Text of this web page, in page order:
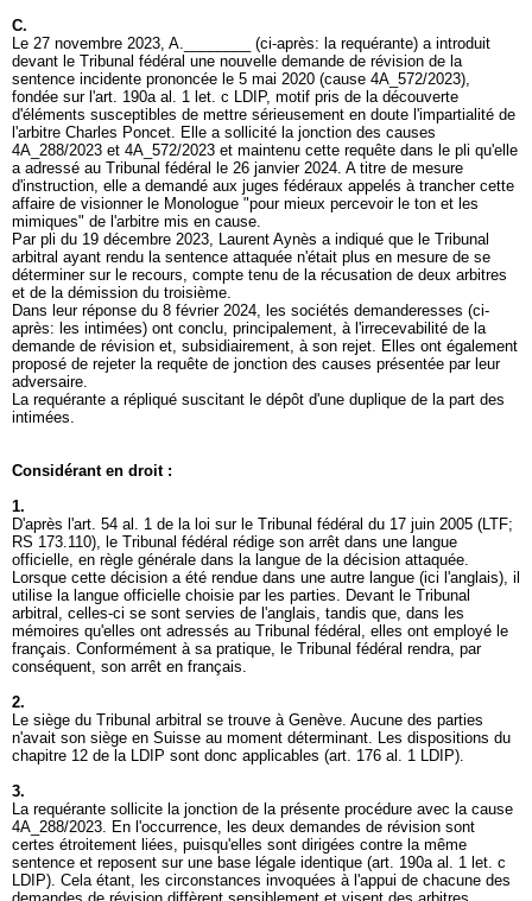
C.
Le 27 novembre 2023, A.________ (ci-après: la requérante) a introduit
devant le Tribunal fédéral une nouvelle demande de révision de la
sentence incidente prononcée le 5 mai 2020 (cause 4A_572/2023),
fondée sur l'art. 190a al. 1 let. c LDIP, motif pris de la découverte
d'éléments susceptibles de mettre sérieusement en doute l'impartialité de
l'arbitre Charles Poncet. Elle a sollicité la jonction des causes
4A_288/2023 et 4A_572/2023 et maintenu cette requête dans le pli qu'elle
a adressé au Tribunal fédéral le 26 janvier 2024. A titre de mesure
d'instruction, elle a demandé aux juges fédéraux appelés à trancher cette
affaire de visionner le Monologue "pour mieux percevoir le ton et les
mimiques" de l'arbitre mis en cause.
Par pli du 19 décembre 2023, Laurent Aynès a indiqué que le Tribunal
arbitral ayant rendu la sentence attaquée n'était plus en mesure de se
déterminer sur le recours, compte tenu de la récusation de deux arbitres
et de la démission du troisième.
Dans leur réponse du 8 février 2024, les sociétés demanderesses (ci-
après: les intimées) ont conclu, principalement, à l'irrecevabilité de la
demande de révision et, subsidiairement, à son rejet. Elles ont également
proposé de rejeter la requête de jonction des causes présentée par leur
adversaire.
La requérante a répliqué suscitant le dépôt d'une duplique de la part des
intimées.
Considérant en droit :
1.
D'après l'art. 54 al. 1 de la loi sur le Tribunal fédéral du 17 juin 2005 (LTF;
RS 173.110), le Tribunal fédéral rédige son arrêt dans une langue
officielle, en règle générale dans la langue de la décision attaquée.
Lorsque cette décision a été rendue dans une autre langue (ici l'anglais), il
utilise la langue officielle choisie par les parties. Devant le Tribunal
arbitral, celles-ci se sont servies de l'anglais, tandis que, dans les
mémoires qu'elles ont adressés au Tribunal fédéral, elles ont employé le
français. Conformément à sa pratique, le Tribunal fédéral rendra, par
conséquent, son arrêt en français.
2.
Le siège du Tribunal arbitral se trouve à Genève. Aucune des parties
n'avait son siège en Suisse au moment déterminant. Les dispositions du
chapitre 12 de la LDIP sont donc applicables (art. 176 al. 1 LDIP).
3.
La requérante sollicite la jonction de la présente procédure avec la cause
4A_288/2023. En l'occurrence, les deux demandes de révision sont
certes étroitement liées, puisqu'elles sont dirigées contre la même
sentence et reposent sur une base légale identique (art. 190a al. 1 let. c
LDIP). Cela étant, les circonstances invoquées à l'appui de chacune des